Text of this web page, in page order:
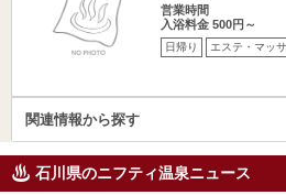
営業時間
入浴料金 500円～
日帰り エステ・マッ
関連情報から探す
石川県のニフティ温泉ニュース